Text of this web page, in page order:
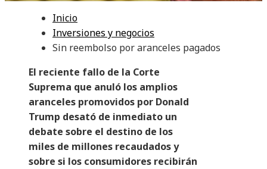
Inicio
Inversiones y negocios
Sin reembolso por aranceles pagados
El reciente fallo de la Corte
Suprema que anuló los amplios
aranceles promovidos por Donald
Trump desató de inmediato un
debate sobre el destino de los
miles de millones recaudados y
sobre si los consumidores recibirán